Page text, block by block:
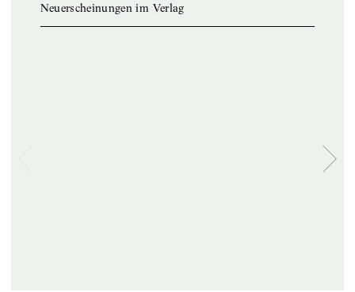
Neuerscheinungen im Verlag